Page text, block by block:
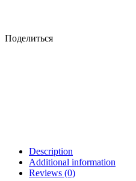
Поделиться
Description
Additional information
Reviews (0)